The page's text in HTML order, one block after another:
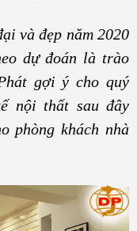
và đẹp năm 2020
dự đoán là trào
gợi ý cho quý
nội thất sau đây
phòng khách nhà